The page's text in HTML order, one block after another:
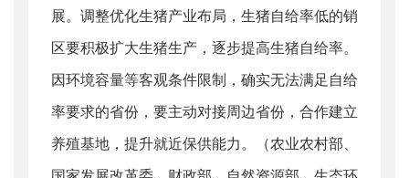
展。调整优化生猪产业布局，生猪自给率低的销
区要积极扩大生猪生产，逐步提高生猪自给率。
因环境容量等客观条件限制，确实无法满足自给
率要求的省份，要主动对接周边省份，合作建立
养殖基地，提升就近保供能力。（农业农村部、